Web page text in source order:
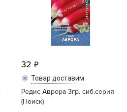
32
Товар доставим
Редис Аврора 3гр. сиб.серия
(Поиск)